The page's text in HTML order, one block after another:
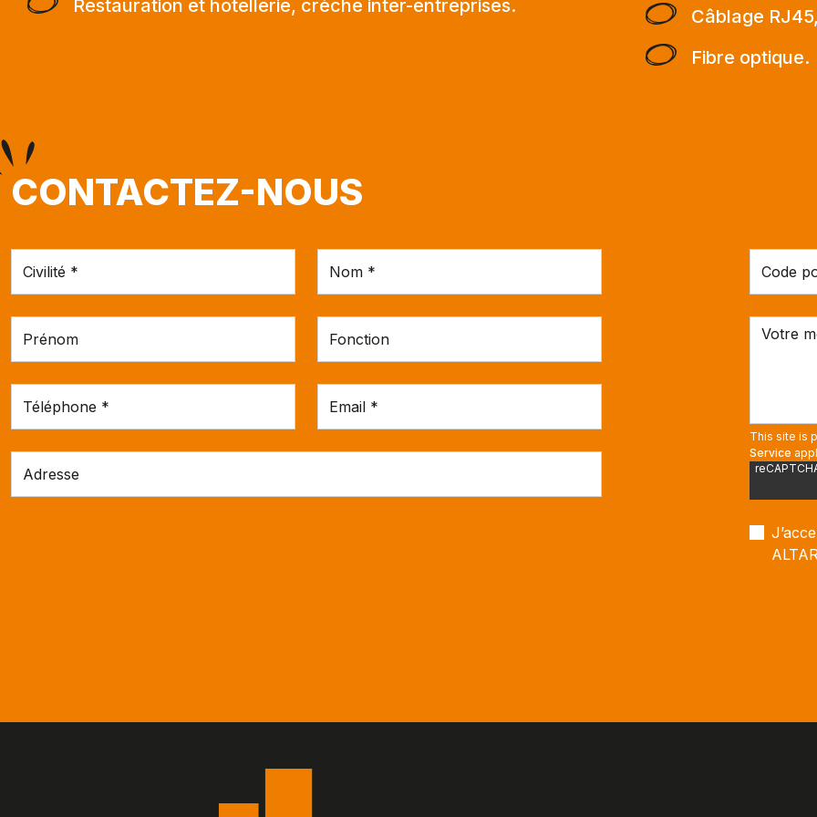
Restauration et hotellerie, crèche inter-entreprises.
Câblage
Fibre optique.
CONTACTEZ-NOUS
This site is
Service